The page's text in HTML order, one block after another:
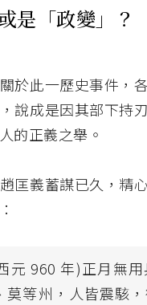
是「政變」？
於此一歷史事件，
說成是因其部下持
的正義之舉。
匡義蓄謀已久，精
元 960 年)正月無
等州，人皆震駭